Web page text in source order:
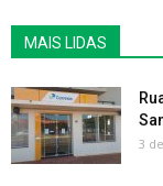
MAIS LIDAS
3